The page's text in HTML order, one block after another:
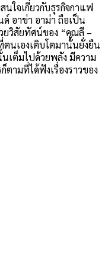
ใจเกี่ยวกับธุรกิจกาแฟ
อาข่า อาม่า ถือเป็น
ยวิสัยทัศน์ของ “คุณลี –
ตนเองเติบโตมานั้นยั่งยืน
เต็มไปด้วยพลัง มีความ
ตามที่ได้ฟังเรื่องราวของ